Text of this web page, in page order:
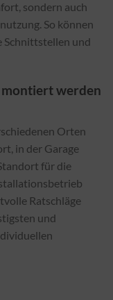
sondern auch
So können
Schnittstellen und
werden
Orten
in der Garage
für die
Ratschläge
und